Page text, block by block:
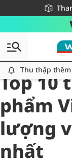
Miễn
Giao hàng
Thu thập
All
Chăm Sóc Cá Nhân
Top 10
phẩm
lượng
nhất